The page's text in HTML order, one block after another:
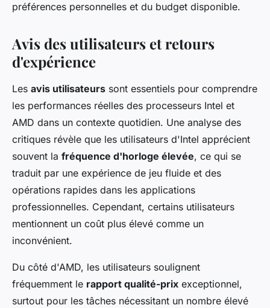
préférences personnelles et du budget disponible.
Avis des utilisateurs et retours
d'expérience
Les avis utilisateurs sont essentiels pour comprendre
les performances réelles des processeurs Intel et
AMD dans un contexte quotidien. Une analyse des
critiques révèle que les utilisateurs d'Intel apprécient
souvent la fréquence d'horloge élevée, ce qui se
traduit par une expérience de jeu fluide et des
opérations rapides dans les applications
professionnelles. Cependant, certains utilisateurs
mentionnent un coût plus élevé comme un
inconvénient.
Du côté d'AMD, les utilisateurs soulignent
fréquemment le rapport qualité-prix exceptionnel,
surtout pour les tâches nécessitant un nombre élevé